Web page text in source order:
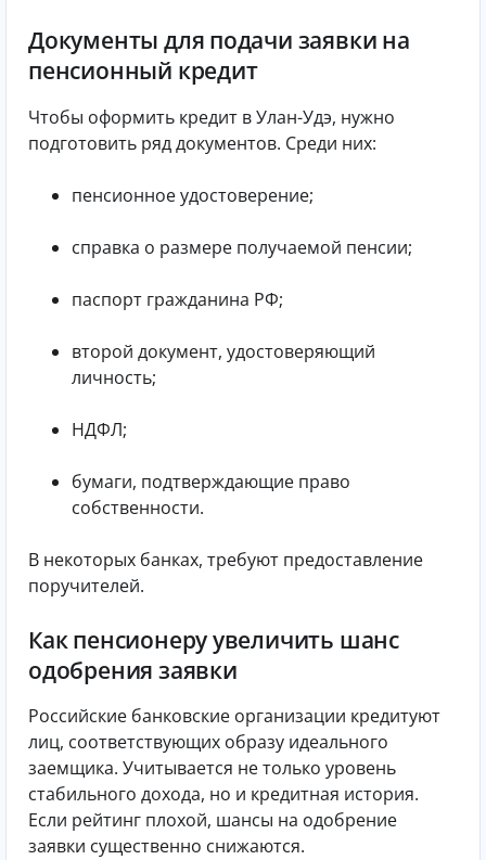
Документы для подачи заявки на
пенсионный кредит
Чтобы оформить кредит в Улан-Удэ, нужно
подготовить ряд документов. Среди них:
пенсионное удостоверение;
справка о размере получаемой пенсии;
паспорт гражданина РФ;
второй документ, удостоверяющий
личность;
НДФЛ;
бумаги, подтверждающие право
собственности.
В некоторых банках, требуют предоставление
поручителей.
Как пенсионеру увеличить шанс
одобрения заявки
Российские банковские организации кредитуют
лиц, соответствующих образу идеального
заемщика. Учитывается не только уровень
стабильного дохода, но и кредитная история.
Если рейтинг плохой, шансы на одобрение
заявки существенно снижаются.